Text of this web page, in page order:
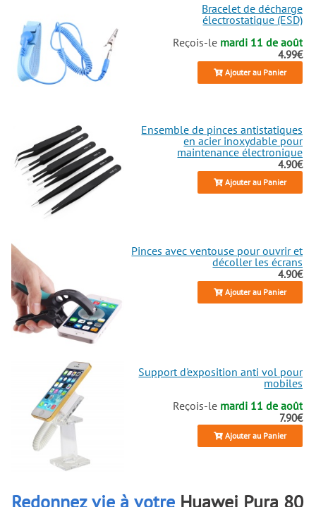
Bracelet de décharge
électrostatique (ESD)
Reçois-le mardi 11 de août
4.99€
Ajouter au Panier
Ensemble de pinces antistatiques
en acier inoxydable pour
maintenance électronique
4.90€
Ajouter au Panier
Pinces avec ventouse pour ouvrir et
décoller les écrans
4.90€
Ajouter au Panier
Support d'exposition anti vol pour
mobiles
Reçois-le mardi 11 de août
7.90€
Ajouter au Panier
Redonnez vie à votre Huawei Pura 80